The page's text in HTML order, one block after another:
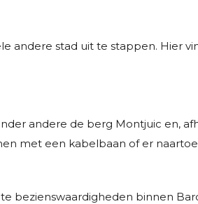
andere stad uit te stappen. Hier
andere de berg Montjuic en,
met een kabelbaan of er naartoe
bezienswaardigheden binnen